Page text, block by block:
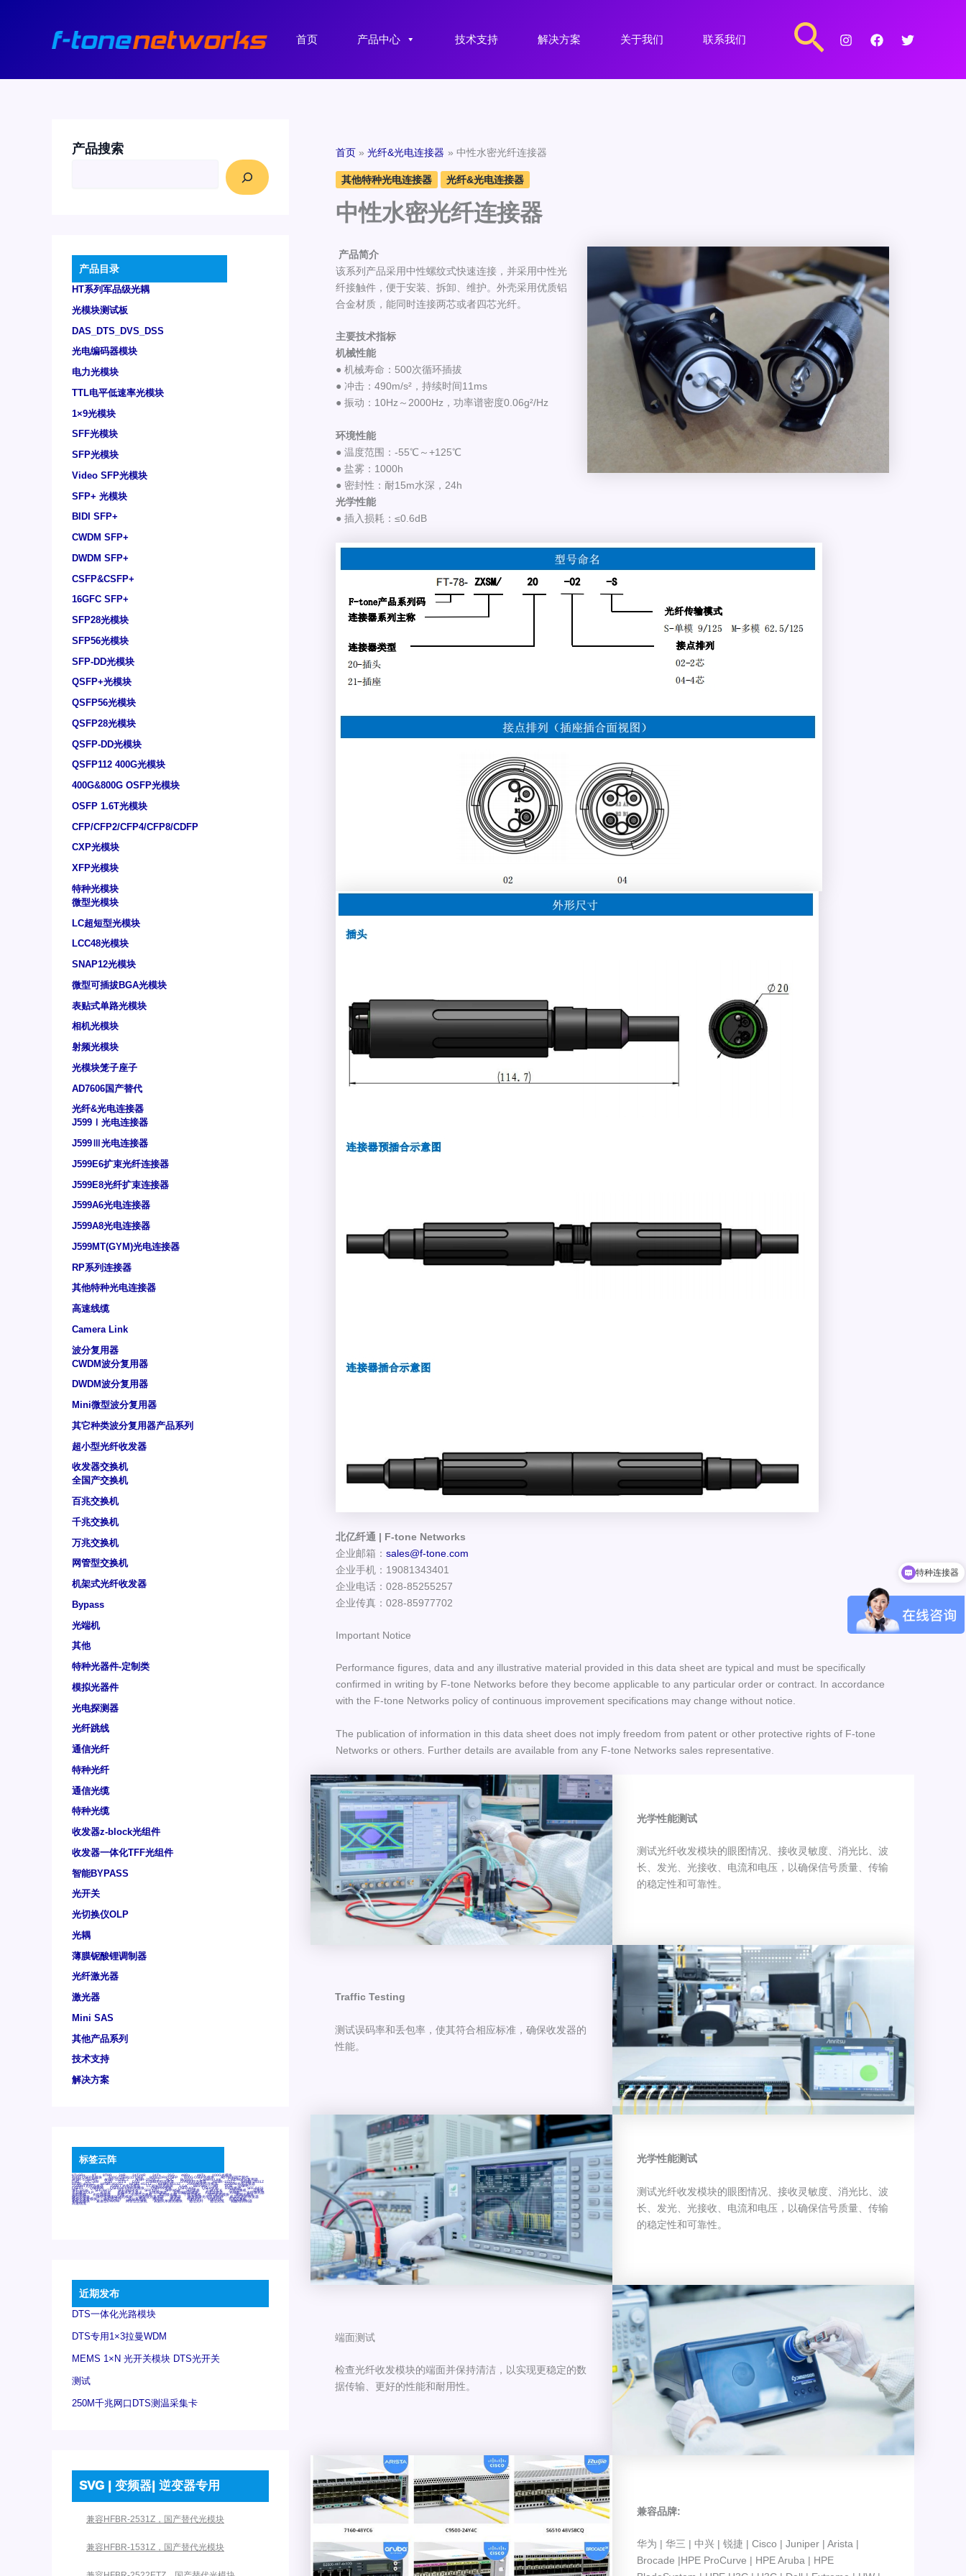
首页 产品中心 技术支持 解决方案 关于我们 联系我们
搜
索
产品搜索
产品目录
HT系列军品级光耦
光模块测试板
DAS_DTS_DVS_DSS
光电编码器模块
电力光模块
TTL电平低速率光模块
1×9光模块
SFF光模块
SFP光模块
Video SFP光模块
SFP+ 光模块
BIDI SFP+
CWDM SFP+
DWDM SFP+
CSFP&CSFP+
16GFC SFP+
SFP28光模块
SFP56光模块
SFP-DD光模块
QSFP+光模块
QSFP56光模块
QSFP28光模块
QSFP-DD光模块
QSFP112 400G光模块
400G&800G OSFP光模块
OSFP 1.6T光模块
CFP/CFP2/CFP4/CFP8/CDFP
CXP光模块
XFP光模块
特种光模块
微型光模块
LC超短型光模块
LCC48光模块
SNAP12光模块
微型可插拔BGA光模块
表贴式单路光模块
相机光模块
射频光模块
光模块笼子座子
AD7606国产替代
光纤&光电连接器
J599Ⅰ光电连接器
J599Ⅲ光电连接器
J599E6扩束光纤连接器
J599E8光纤扩束连接器
J599A6光电连接器
J599A8光电连接器
J599MT(GYM)光电连接器
RP系列连接器
其他特种光电连接器
高速线缆
Camera Link
波分复用器
CWDM波分复用器
DWDM波分复用器
Mini微型波分复用器
其它种类波分复用器产品系列
超小型光纤收发器
收发器交换机
全国产交换机
百兆交换机
千兆交换机
万兆交换机
网管型交换机
机架式光纤收发器
Bypass
光端机
其他
特种光器件-定制类
模拟光器件
光电探测器
光纤跳线
通信光纤
特种光纤
通信光缆
特种光缆
收发器z-block光组件
收发器一体化TFF光组件
智能BYPASS
光开关
光切换仪OLP
光耦
薄膜铌酸锂调制器
光纤激光器
激光器
Mini SAS
其他产品系列
技术支持
解决方案
标签云阵
6Tx6Rx 8T 8T8R 24R 24T24R 24Tx 25G 48Rx 48Tx 100G光模块
400G OSFP光模块 400G QSFP112 DR4 800G DR8 OSFP 800G OSFP光模块 AD7606国产替代
AFBR-57B4APZ AFBR-1528CZ AFBR-2528CZ AOC Bypass Camera Link CWDM波分复用器
DAS DC~4M DSS DTS DVS GYMB光纤连接器 GYM光纤连接器 HFBR-1531Z HFBR-2531Z
HFBR-4501Z HFBR-4503Z HFBR-4511Z HFBR-4513Z J599A6光纤连接器 J599A8光电连接器
J599MT光纤连接器 J599Ⅰ光电连接器 LC超短型光模块 LGA Mini SAS MT POB QSFP
QSFP+ QSFP28 QSFP28 100G光模块 QSFP28笼座 QSFP 40G QSFP笼座 RP连接器 SFF-8431
SFF-8436 SFF-8472 SFF-8654 4i SFP 10G SFP MSA SFP笼座 Z-BLOCK 万兆交换机 交换机
光切换仪OLP 光开关 光模块笼子座子 光电探测器 光电编码器模块 光电连接器 光端机 光纤激光器
光纤跳线 光纤连接器 光耦 全国产交换机 军品级光耦 千兆交换机 国产化光模块 射频光模块
微型光模块 微型可插拔BGA光模块 微型波分复用器 探测器 收发模块光学引擎组件 机架式光纤收发器
模拟光发射模块 模拟光器件 波分复用器 测试版 激光器 特种光纤 特种光缆 百兆交换机
相机光模块 紧凑型DWDM 网管型交换机 表贴式单路光模块 通信光纤 通信光缆 铌酸锂调制器
高速线缆
近期发布
DTS一体化光路模块
DTS专用1×3拉曼WDM
MEMS 1×N 光开关模块 DTS光开关
测试
250M千兆网口DTS测温采集卡
SVG | 变频器| 逆变器专用
兼容HFBR-2531Z，国产替代光模块
兼容HFBR-1531Z，国产替代光模块
首页 光纤&光电连接器 中性水密光纤连接器
其他特种光电连接器 光纤&光电连接器
中性水密光纤连接器
产品简介
该系列产品采用中性螺纹式快速连接，并采用中性光
纤接触件，便于安装、拆卸、维护。外壳采用优质铝
合金材质，能同时连接两芯或者四芯光纤。
主要技术指标
机械性能
● 机械寿命：500次循环插拔
● 冲击：490m/s²，持续时间11ms
● 振动：10Hz～2000Hz，功率谱密度0.06g²/Hz
环境性能
● 温度范围：-55℃～+125℃
● 盐雾：1000h
● 密封性：耐15m水深，24h
光学性能
● 插入损耗：≤0.6dB
北亿纤通 | F-tone Networks
企业邮箱： sales@f-tone.com
企业手机：19081343401
企业电话：028-85255257
企业传真：028-85977702
Important Notice
Performance figures, data and any illustrative material provided in this data sheet are typical and must be specifically
confirmed in writing by F-tone Networks before they become applicable to any particular order or contract. In accordance
with the F-tone Networks policy of continuous improvement specifications may change without notice.
The publication of information in this data sheet does not imply freedom from patent or other protective rights of F-tone
Networks or others. Further details are available from any F-tone Networks sales representative.
光学性能测试
测试光纤收发模块的眼图情况、接收灵敏度、消光比、波
长、发光、光接收、电流和电压，以确保信号质量、传输
的稳定性和可靠性。
Traffic Testing
测试误码率和丢包率，使其符合相应标准，确保收发器的
性能。
光学性能测试
测试光纤收发模块的眼图情况、接收灵敏度、消光比、波
长、发光、光接收、电流和电压，以确保信号质量、传输
的稳定性和可靠性。
端面测试
检查光纤收发模块的端面并保持清洁，以实现更稳定的数
据传输、更好的性能和耐用性。
兼容品牌:
华为 | 华三 | 中兴 | 锐捷 | Cisco | Juniper | Arista |
Brocade |HPE ProCurve | HPE Aruba | HPE
小型化光模块